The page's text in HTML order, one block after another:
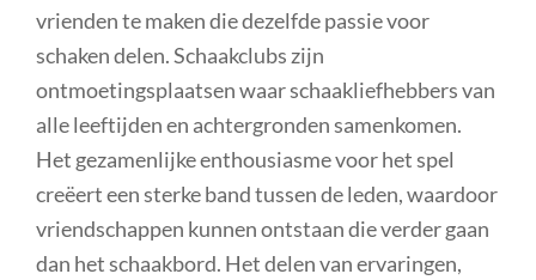
vrienden te maken die dezelfde passie voor
schaken delen. Schaakclubs zijn
ontmoetingsplaatsen waar schaakliefhebbers van
alle leeftijden en achtergronden samenkomen.
Het gezamenlijke enthousiasme voor het spel
creëert een sterke band tussen de leden, waardoor
vriendschappen kunnen ontstaan die verder gaan
dan het schaakbord. Het delen van ervaringen,